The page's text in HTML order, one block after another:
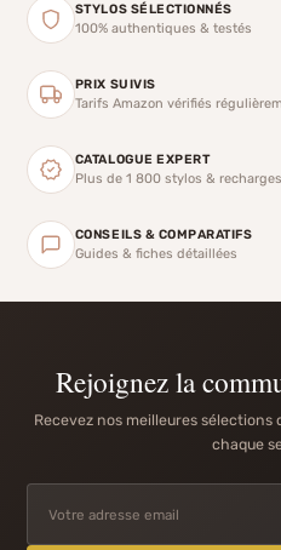
STYLOS SÉLECTIONNÉS
100% authentiques & testés
PRIX SUIVIS
Tarifs Amazon vérifiés
CATALOGUE EXPERT
Plus de 1 800 stylos & recharges
CONSEILS & COMPARATIFS
Guides & fiches détaillées
Rejoignez la
Recevez nos meilleures
chaque